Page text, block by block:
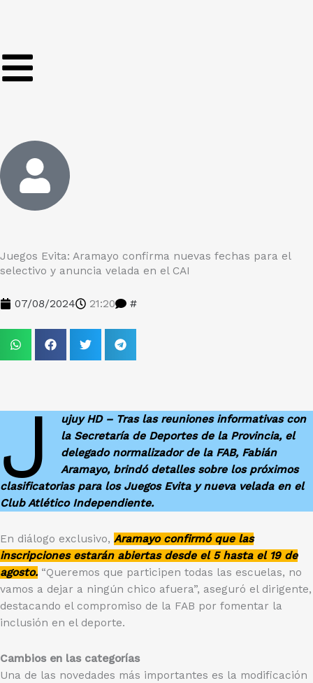
Juegos Evita: Aramayo confirma nuevas fechas para el
selectivo y anuncia velada en el CAI
07/08/2024 21:20 #
J
ujuy HD – Tras las reuniones informativas con
la Secretaría de Deportes de la Provincia, el
delegado normalizador de la FAB, Fabián
Aramayo, brindó detalles sobre los próximos
clasificatorias para los Juegos Evita y nueva velada en el
Club Atlético Independiente.
En diálogo exclusivo, Aramayo confirmó que las
inscripciones estarán abiertas desde el 5 hasta el 19 de
agosto.“Queremos que participen todas las escuelas, no
vamos a dejar a ningún chico afuera”, aseguró el dirigente,
destacando el compromiso de la FAB por fomentar la
inclusión en el deporte.
Cambios en las categorías
Una de las novedades más importantes es la modificación